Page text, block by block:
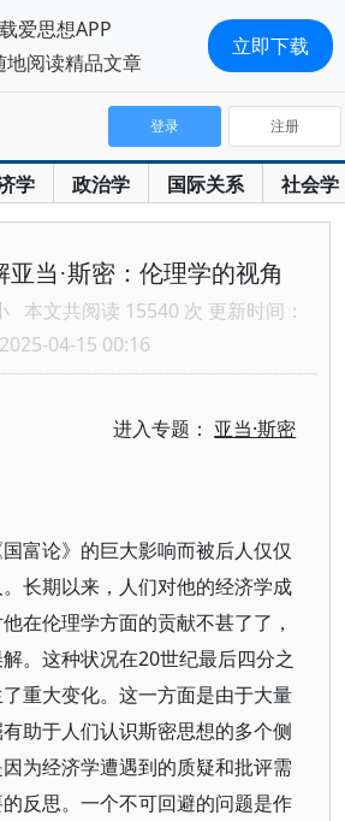
学 政治学 国际关系 社会学
登录 注册
亚当·斯密：伦理学的视角
本文共阅读 15540 次 更新时间：
2025-04-15 00:16
进入专题： 亚当·斯密
富论》的巨大影响而被后人仅仅
长期以来，人们对他的经济学成
在伦理学方面的贡献不甚了了，
。这种状况在20世纪最后四分之
重大变化。这一方面是由于大量
助于人们认识斯密思想的多个侧
为经济学遭遇到的质疑和批评需
反思。一个不可回避的问题是作
爱思想APP
地阅读精品文章
立即下载